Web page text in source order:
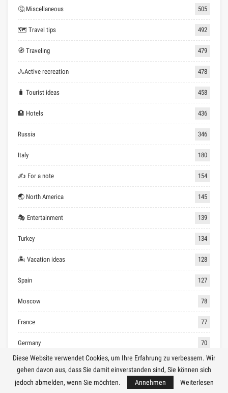
🤔 Miscellaneous 505
🗺 Travel tips 492
🧭 Traveling 479
🚴Active recreation 478
🧳 Tourist ideas 458
🏨 Hotels 436
Russia 346
Italy 180
✍ For a note 154
🌏 North America 145
🎭 Entertainment 139
Turkey 134
🏝 Vacation ideas 128
Spain 127
Moscow 78
France 77
Germany 70
Greece 60
Diese Website verwendet Cookies, um Ihre Erfahrung zu verbessern. Wir
gehen davon aus, dass Sie damit einverstanden sind, Sie können sich
jedoch abmelden, wenn Sie möchten.
Annehmen Weiterlesen